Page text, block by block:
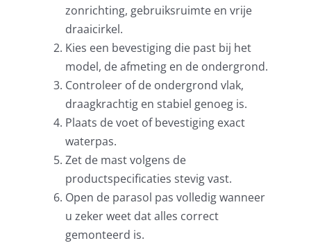
zonrichting, gebruiksruimte en vrije
draaicirkel.
Kies een bevestiging die past bij het
model, de afmeting en de ondergrond.
Controleer of de ondergrond vlak,
draagkrachtig en stabiel genoeg is.
Plaats de voet of bevestiging exact
waterpas.
Zet de mast volgens de
productspecificaties stevig vast.
Open de parasol pas volledig wanneer
u zeker weet dat alles correct
gemonteerd is.